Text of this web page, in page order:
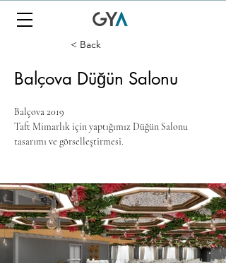
< Back
Balçova Düğün Salonu
Balçova 2019
Taft Mimarlık için yaptığımız Düğün Salonu
tasarımı ve görselleştirmesi.